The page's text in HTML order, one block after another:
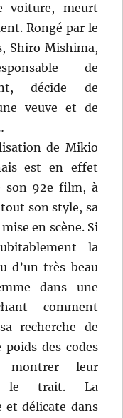
voiture, meurt
Rongé par le
Shiro Mishima,
de
décide de
veuve et de
de Mikio
est en effet
son 92e film, à
son style, sa
en scène. Si
la
d’un très beau
dans une
comment
recherche de
des codes
montrer leur
le trait. La
et délicate dans